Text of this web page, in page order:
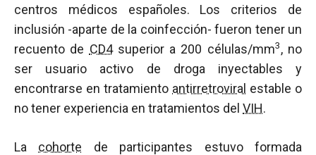
centros médicos españoles. Los criterios de
inclusión -aparte de la coinfección- fueron tener un
recuento de CD4superior a 200 células/mm3, no
ser usuario activo de droga inyectables y
encontrarse en tratamiento antirretroviral estable o
no tener experiencia en tratamientos del VIH.
La cohorte de participantes estuvo formada